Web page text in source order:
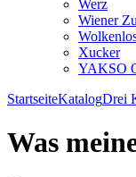
Werz
Wiener
Xucker
YAKSO
StartseiteKatalogDrei
Was